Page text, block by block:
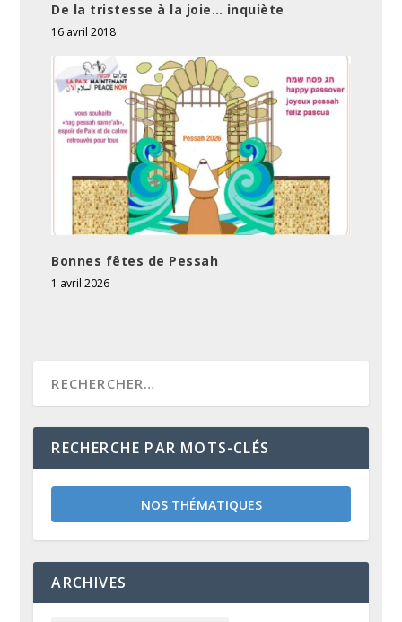
De la tristesse à la joie… inquiète
16 avril 2018
Bonnes fêtes de Pessah
1 avril 2026
RECHERCHE PAR MOTS-CLÉS
NOS THÉMATIQUES
ARCHIVES